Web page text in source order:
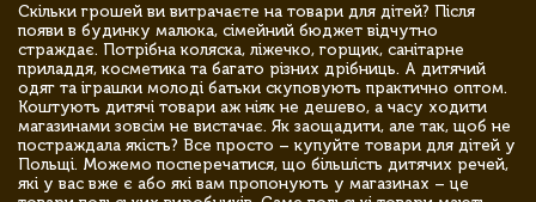
Скільки грошей ви витрачаєте на товари для дітей? Після
появи в будинку малюка, сімейний бюджет відчутно
страждає. Потрібна коляска, ліжечко, горщик, санітарне
приладдя, косметика та багато різних дрібниць. А дитячий
одяг та іграшки молоді батьки скуповують практично оптом.
Коштують дитячі товари аж ніяк не дешево, а часу ходити
магазинами зовсім не вистачає. Як заощадити, але так, щоб не
постраждала якість? Все просто – купуйте товари для дітей у
Польщі. Можемо посперечатися, що більшість дитячих речей,
які у вас вже є або які вам пропонують у магазинах – це